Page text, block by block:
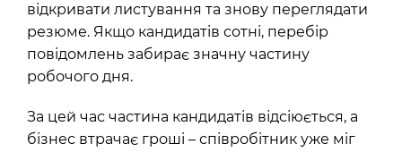
відкривати листування та знову переглядати
резюме. Якщо кандидатів сотні, перебір
повідомлень забирає значну частину
робочого дня.
За цей час частина кандидатів відсіюється, а
бізнес втрачає гроші – співробітник уже міг